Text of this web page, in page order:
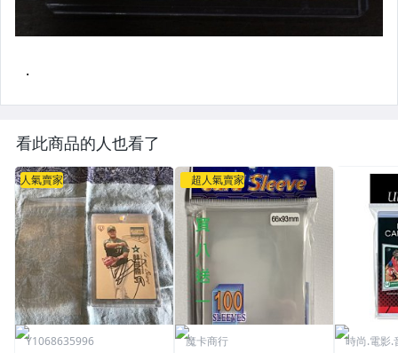
看此商品的人也看了
人氣賣家
Y1068635996
超人氣賣家
魔卡商行 時尚.電影.